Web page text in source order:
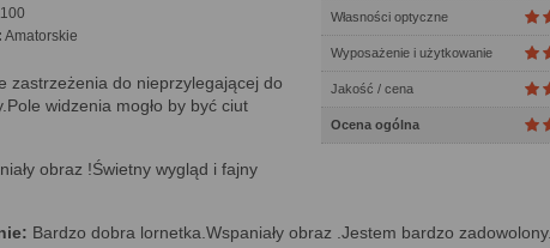
Własności optyczne
Wyposażenie i użytkowanie
Jakość / cena
Ocena ogólna
Amatorskie
zastrzeżenia do nieprzylegającej do
widzenia mogło by być ciut
obraz !Świetny wygląd i fajny
Bardzo dobra lornetka.Wspaniały obraz .Jestem bardzo zadowolony.